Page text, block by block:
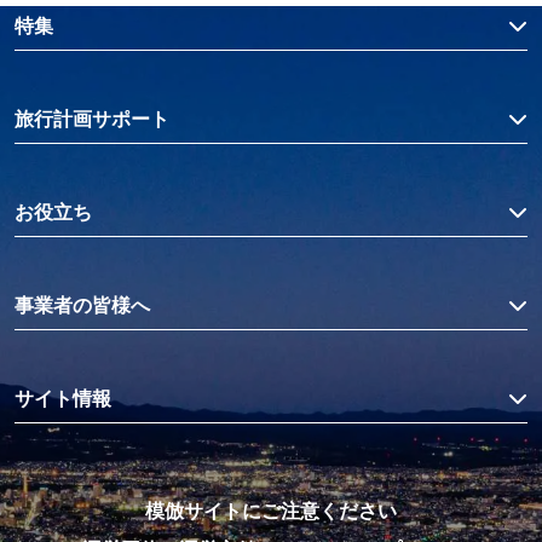
特集
旅行計画サポート
お役立ち
事業者の皆様へ
サイト情報
模倣サイトにご注意ください